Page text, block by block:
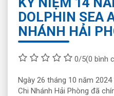
DOLPHIN SEA
NHÁNH HẢI
0/5(0 bình
Ngày 26 tháng 10 năm
Chi Nhánh Hải Phòng đã